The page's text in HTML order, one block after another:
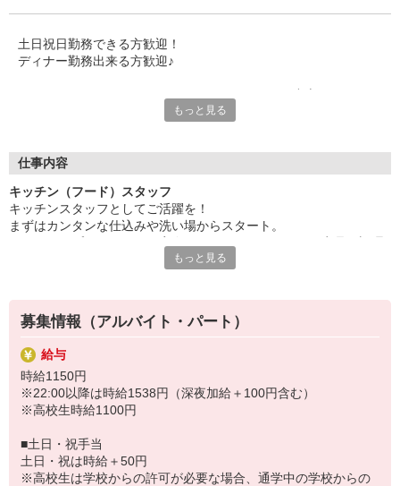
土日祝日勤務できる方歓迎！
ディナー勤務出来る方歓迎♪
サラダやスープ、カレー、デザートなど・・・
お子様からお年寄りまで幅広いお客様にご利用いただいています
現在、キッチンスタッフを募集中◎
丁寧なレクチャーがあるので未経験でも安心！
学生・主婦・フリーター・Wワーカーなど、幅広く活躍中。
みんなライフスタイルに合わせて働いていますよ。
〜 ゼンショーグループのご紹介 〜
ココス、ジョリーパスタ、すき家、なか卯などの外食事業を運
営！
フード業世界一を目指して、日々邁進しています。
もっと見る
仕事内容
キッチン（フード）スタッフ
キッチンスタッフとしてご活躍を！
まずはカンタンな仕込みや洗い場からスタート。
もっと見る
募集情報（アルバイト・パート）
給与
時給1150円
※22:00以降は時給1538円（深夜加給＋100円含む）
※高校生時給1100円
■土日・祝手当
土日・祝は時給＋50円
※高校生は学校からの許可が必要な場合、通学中の学校からの